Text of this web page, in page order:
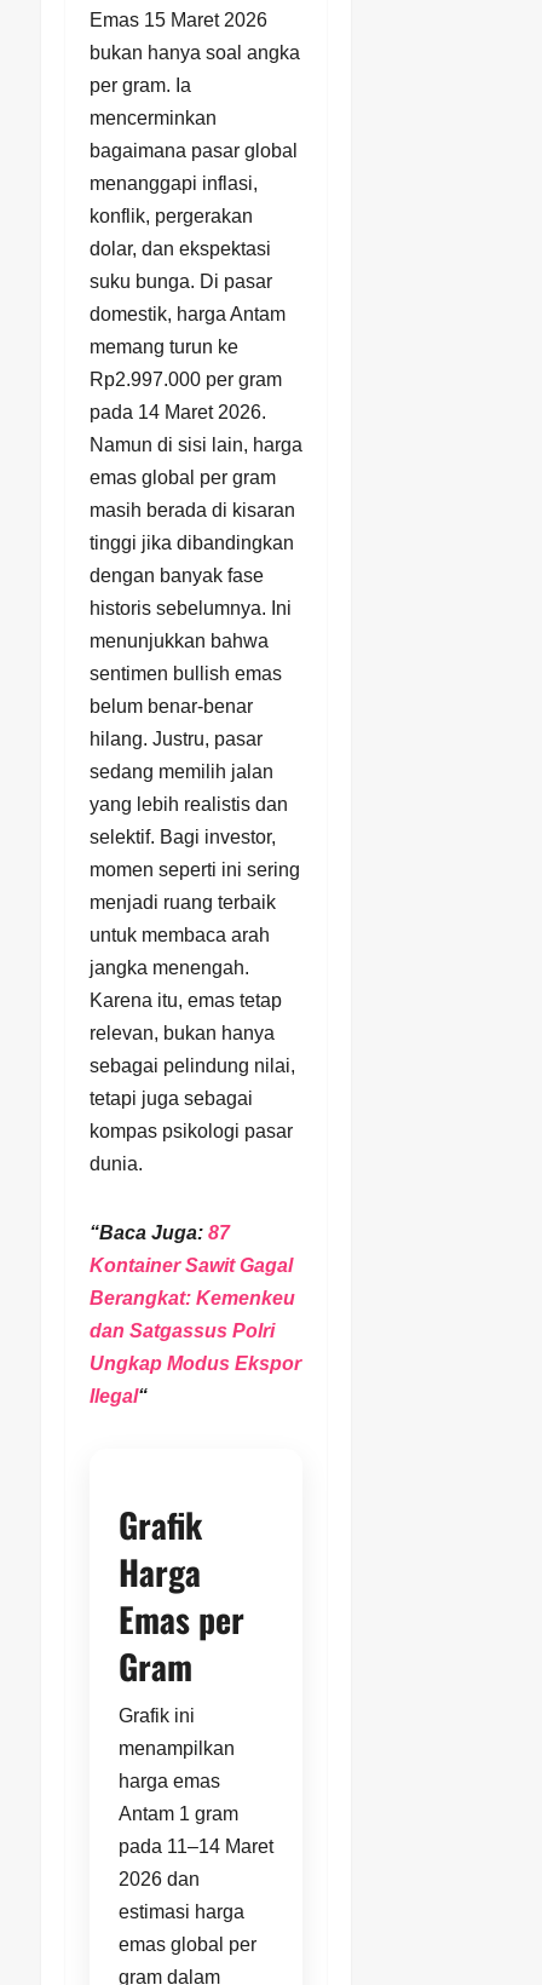
Emas 15 Maret 2026
bukan hanya soal angka
per gram. Ia
mencerminkan
bagaimana pasar global
menanggapi inflasi,
konflik, pergerakan
dolar, dan ekspektasi
suku bunga. Di pasar
domestik, harga Antam
memang turun ke
Rp2.997.000 per gram
pada 14 Maret 2026.
Namun di sisi lain, harga
emas global per gram
masih berada di kisaran
tinggi jika dibandingkan
dengan banyak fase
historis sebelumnya. Ini
menunjukkan bahwa
sentimen bullish emas
belum benar-benar
hilang. Justru, pasar
sedang memilih jalan
yang lebih realistis dan
selektif. Bagi investor,
momen seperti ini sering
menjadi ruang terbaik
untuk membaca arah
jangka menengah.
Karena itu, emas tetap
relevan, bukan hanya
sebagai pelindung nilai,
tetapi juga sebagai
kompas psikologi pasar
dunia.
“Baca Juga: 87
Kontainer Sawit Gagal
Berangkat: Kemenkeu
dan Satgassus Polri
Ungkap Modus Ekspor
Ilegal“
Grafik
Harga
Emas per
Gram
Grafik ini
menampilkan
harga emas
Antam 1 gram
pada 11–14 Maret
2026 dan
estimasi harga
emas global per
gram dalam